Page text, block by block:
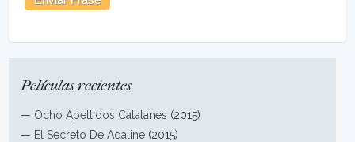
Películas recientes
— Ocho Apellidos Catalanes (2015)
— El Secreto De Adaline (2015)